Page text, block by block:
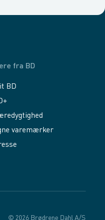
fra BD
BD
varemærker
© 2026 Brødrene Dahl A/S